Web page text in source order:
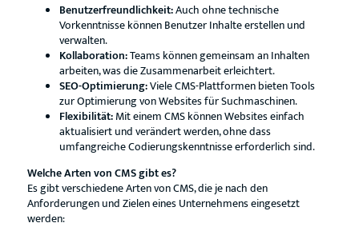
Benutzerfreundlichkeit:Auch ohne technische
Vorkenntnisse können Benutzer Inhalte erstellen und
verwalten.
Kollaboration:Teams können gemeinsam an Inhalten
arbeiten, was die Zusammenarbeit erleichtert.
SEO-Optimierung:Viele CMS-Plattformen bieten Tools
zur Optimierung von Websites für Suchmaschinen.
Flexibilität:Mit einem CMS können Websites einfach
aktualisiert und verändert werden, ohne dass
umfangreiche Codierungskenntnisse erforderlich sind.
Welche Arten von CMS gibt es?
Es gibt verschiedene Arten von CMS, die je nach den
Anforderungen und Zielen eines Unternehmens eingesetzt
werden: